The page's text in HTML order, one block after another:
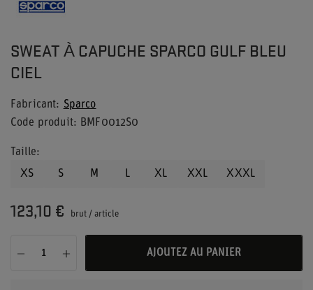
SWEAT À CAPUCHE SPARCO GULF BLEU
CIEL
Fabricant
Sparco
Code produit
BMF0012S0
Taille
XS
S M L XL XXL XXXL
123,10 € brut / article
AJOUTEZ AU PANIER